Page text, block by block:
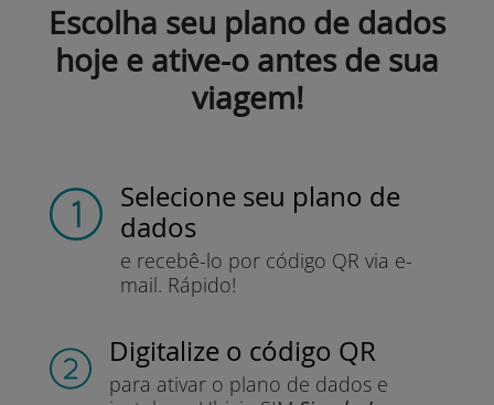
Escolha seu plano de dados
hoje e ative-o antes de sua
viagem!
Selecione seu plano de
dados
e recebê-lo por código QR via e-
mail. Rápido!
Digitalize o código QR
para ativar o plano de dados e